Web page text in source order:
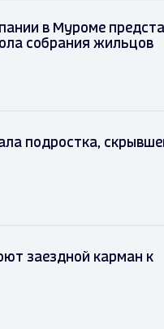
в Муроме
собрания жильцов
подростка,
заездной карман к